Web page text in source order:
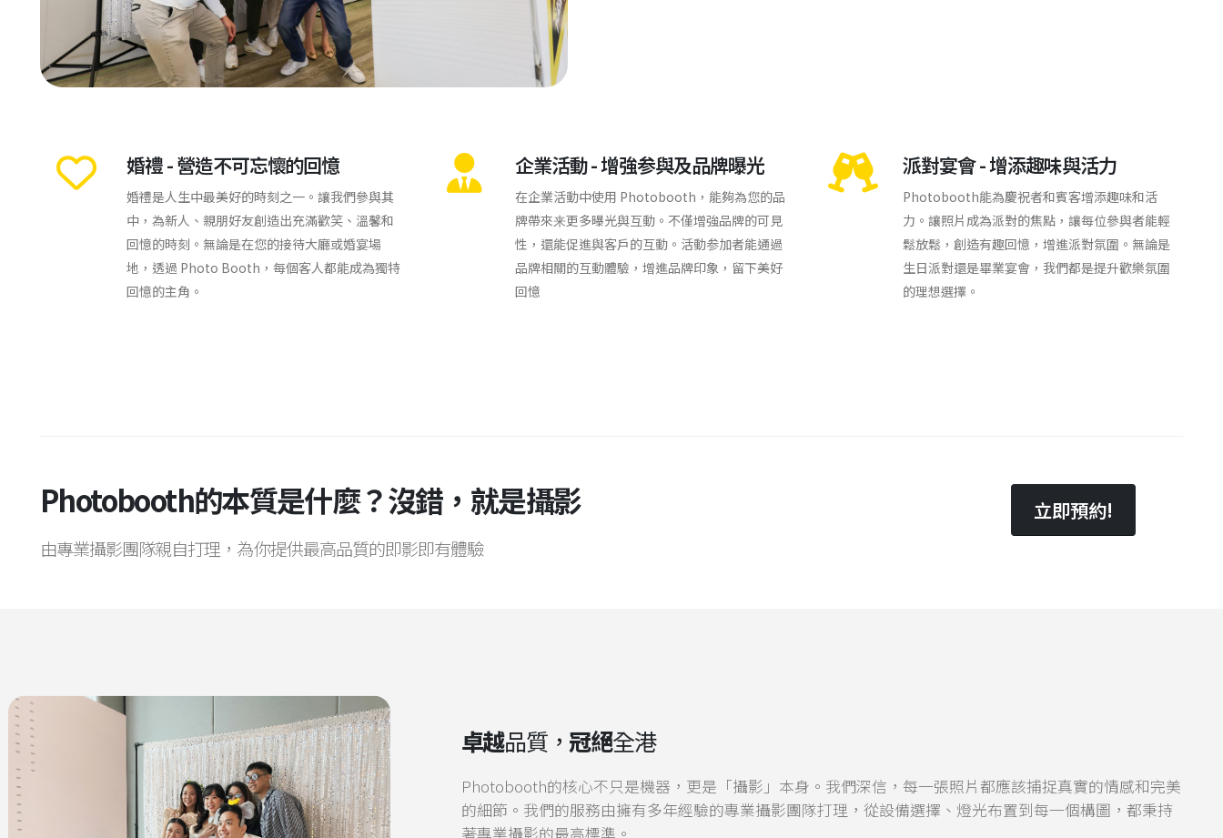
婚禮 - 營造不可忘懷的回憶
婚禮是人生中最美好的時刻之一。讓我們參與其
中，為新人、親朋好友創造出充滿歡笑、溫馨和
回憶的時刻。無論是在您的接待大廳或婚宴場
地，透過 Photo Booth，每個客人都能成為獨特
回憶的主角。
企業活動 - 增強参與及品牌曝光
在企業活動中使用 Photobooth，能夠為您的品
牌帶來来更多曝光與互動。不僅增強品牌的可見
性，還能促進與客戶的互動。活動参加者能通過
品牌相關的互動體驗，增進品牌印象，留下美好
回憶
派對宴會 - 增添趣味與活力
Photobooth能為慶祝者和賓客增添趣味和活
力。讓照片成為派對的焦點，讓每位參與者能輕
鬆放鬆，創造有趣回憶，增進派對氛圍。無論是
生日派對還是畢業宴會，我們都是提升歡樂氛圍
的理想選擇。
Photobooth的本質是什麼？沒錯，就是攝影 立即預約!
由專業攝影團隊親自打理，為你提供最高品質的即影即有體驗
卓越品質， 冠絕全港
Photobooth的核心不只是機器，更是「攝影」本身。我們深信，每一張照片都應該捕捉真實的情感和完美
的細節。我們的服務由擁有多年經驗的專業攝影團隊打理，從設備選擇、燈光布置到每一個構圖，都秉持
著專業攝影的最高標準。